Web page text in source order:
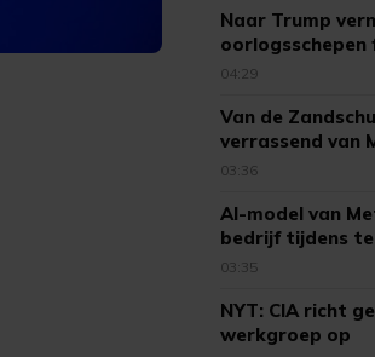
Naar Trump
verwacht
04:29
Van de
verrassend van
03:36
AI-model van
bedrijf tijdens
03:35
NYT: CIA richt
werkgroep op